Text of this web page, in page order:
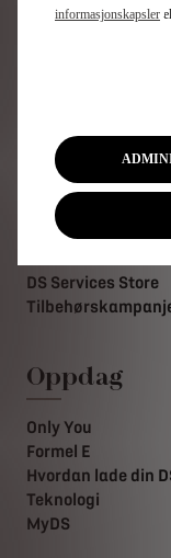
Konfigurer din DS
Bestill
DS Services Store
Oppdag
Only You
Formel E
Hvordan lade din
Teknologi
MyDS
informasjonskapsler